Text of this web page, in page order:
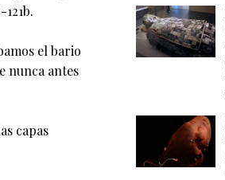
el bario
nunca antes
capas